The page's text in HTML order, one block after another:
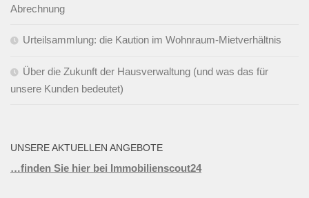
Abrechnung
Urteilsammlung: die Kaution im Wohnraum-Mietverhältnis
Über die Zukunft der Hausverwaltung (und was das für
unsere Kunden bedeutet)
UNSERE AKTUELLEN ANGEBOTE
…finden Sie hier bei Immobilienscout24